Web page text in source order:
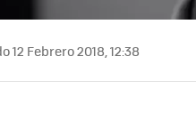
12 Febrero 2018, 12:38